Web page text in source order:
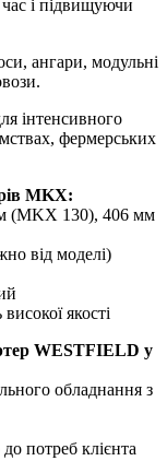
і підвищуючи
ангари, модульні
інтенсивного
фермерських
MKX:
(MKX 130), 406 мм
від моделі)
якості
WESTFIELD у
обладнання з
потреб клієнта